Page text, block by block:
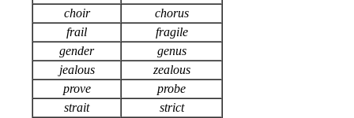
choir
chorus
frail
fragile
gender
genus
jealous
zealous
prove
probe
strait
strict